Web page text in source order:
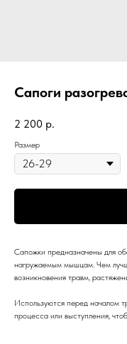
Сапоги
2 200 р.
Размер
Сапожки предназначены для
нагружаемым мышцам. Чем
возникновения травм,
Используются перед началом
процесса или выступления,